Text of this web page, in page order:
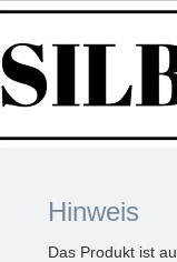
Hinweis
Das Produkt ist